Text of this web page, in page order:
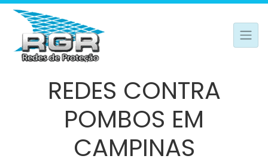
REDES CONTRA
POMBOS EM
CAMPINAS